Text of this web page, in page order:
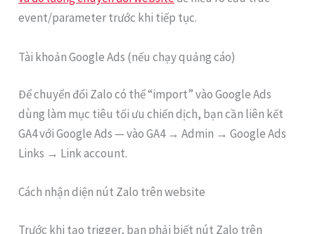
event/parameter trước khi tiếp tục.
Tài khoản Google Ads (nếu chạy quảng cáo)
Để chuyển đổi Zalo có thể “import” vào Google Ads
dùng làm mục tiêu tối ưu chiến dịch, bạn cần liên kết
GA4 với Google Ads — vào GA4 → Admin → Google Ads
Links → Link account.
Cách nhận diện nút Zalo trên website
Trước khi tạo trigger, bạn phải biết nút Zalo trên